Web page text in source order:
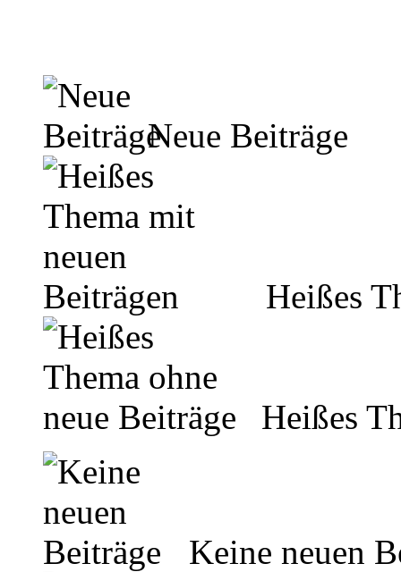
Neue Beiträge
Heißes
Heißes
Keine neuen